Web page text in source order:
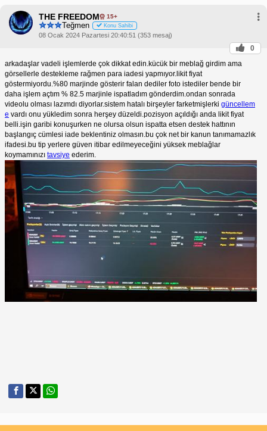
THE FREEDOM 15+
Teğmen Konu Sahibi
08 Ocak 2024 Pazartesi 20:40:51 (353 mesaj)
0
arkadaşlar vadeli işlemlerde çok dikkat edin.kücük bir meblağ girdim ama
görsellerle destekleme rağmen para iadesi yapmıyor.likit fiyat
göstermiyordu.%80 marjinde gösterir falan dediler foto istediler bende bir
daha işlem açtım % 82.5 marjinle ispatladım gönderdim.ondan sonrada
videolu olması lazımdı diyorlar.sistem hatalı birşeyler farketmişlerki güncellem
e vardı onu yükledim sonra herşey düzeldi.pozisyon açıldığı anda likit fiyat
belli.işin garibi konuşurken ne olursa olsun ispatta etsen destek hattının
başlangıç cümlesi iade beklentiniz olmasın.bu çok net bir kanun tanımamazlık
ifadesi.bu tip yerlere güven itibar edilmeyeceğini yüksek meblağlar
koymamınızı tavsiye ederim.